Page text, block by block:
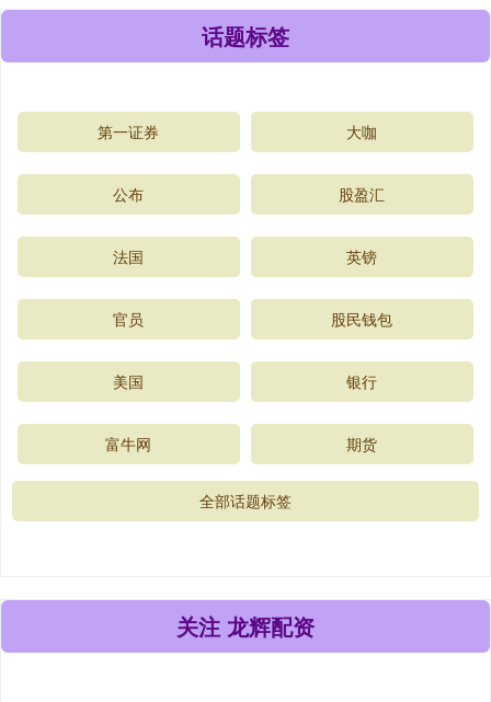
话题标签
第一证券 大咖
公布 股盈汇
法国 英镑
官员 股民钱包
美国 银行
富牛网 期货
全部话题标签
关注 龙辉配资